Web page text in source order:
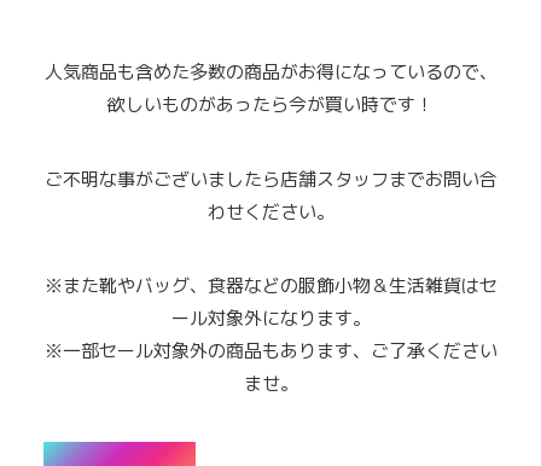
人気商品も含めた多数の商品がお得になっているので、
欲しいものがあったら今が買い時です！
ご不明な事がございましたら店舗スタッフまでお問い合
わせください。
※また靴やバッグ、食器などの服飾小物＆生活雑貨はセ
ール対象外になります。
※一部セール対象外の商品もあります、ご了承ください
ませ。